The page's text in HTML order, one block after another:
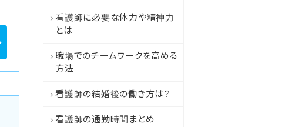
看護師に必要な体力や精神力
とは
職場でのチームワークを高める
方法
看護師の結婚後の働き方は？
看護師の通勤時間まとめ